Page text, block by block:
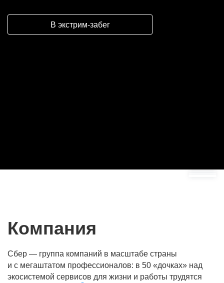
Жизнь в компании
ИТ-проект
В экстрим-забег
Компания
Сбер — группа компаний в масштабе страны
и с мегаштатом профессионалов: в 50 «дочках» над
экосистемой сервисов для жизни и работы трудятся